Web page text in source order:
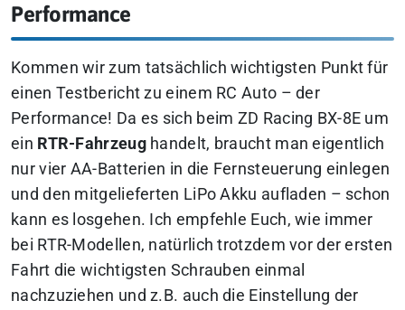
Performance
Kommen wir zum tatsächlich wichtigsten Punkt für
einen Testbericht zu einem RC Auto – der
Performance! Da es sich beim ZD Racing BX-8E um
ein RTR-Fahrzeughandelt, braucht man eigentlich
nur vier AA-Batterien in die Fernsteuerung einlegen
und den mitgelieferten LiPo Akku aufladen – schon
kann es losgehen. Ich empfehle Euch, wie immer
bei RTR-Modellen, natürlich trotzdem vor der ersten
Fahrt die wichtigsten Schrauben einmal
nachzuziehen und z.B. auch die Einstellung der